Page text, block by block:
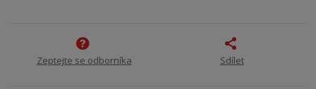
Zeptejte se odborníka Sdílet